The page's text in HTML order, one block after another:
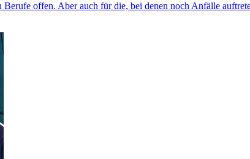
Berufe offen. Aber auch für die, bei denen noch Anfälle